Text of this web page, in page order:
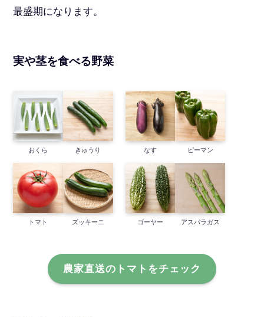
最盛期になります。
実や茎を食べる野菜
おくら
トマト
きゅうり
ズッキーニ
なす
ゴーヤー
ピーマン
アスパラガス
農家直送のトマトをチェック